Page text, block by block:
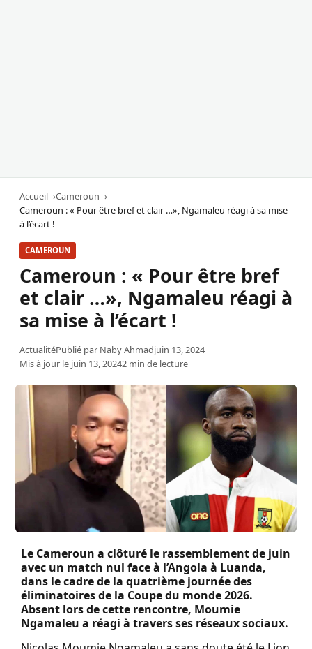
Accueil
Cameroun
Cameroun : « Pour être bref et clair …», Ngamaleu réagi à sa mise
à l’écart !
CAMEROUN
Cameroun : « Pour être bref
et clair …», Ngamaleu réagi à
sa mise à l’écart !
ActualitéPublié par Naby Ahmadjuin 13, 2024
Mis à jour le juin 13, 20242 min de lecture
Le Cameroun a clôturé le rassemblement de juin
avec un match nul face à l’Angola à Luanda,
dans le cadre de la quatrième journée des
éliminatoires de la Coupe du monde 2026.
Absent lors de cette rencontre, Moumie
Ngamaleu a réagi à travers ses réseaux sociaux.